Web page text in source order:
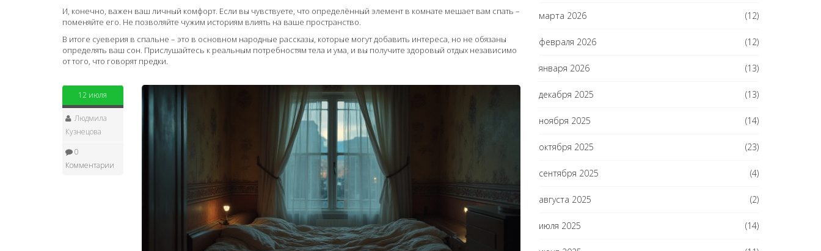
И, конечно, важен ваш личный комфорт. Если вы чувствуете, что определённый элемент в комнате мешает вам спать –
поменяйте его. Не позволяйте чужим историям влиять на ваше пространство.
В итоге суеверия в спальне – это в основном народные рассказы, которые могут добавить интереса, но не обязаны
определять ваш сон. Прислушайтесь к реальным потребностям тела и ума, и вы получите здоровый отдых независимо
от того, что говорят предки.
12 июля
Людмила
Кузнецова
0
Комментарии
марта 2026 (12)
февраля 2026 (12)
января 2026 (13)
декабря 2025 (13)
ноября 2025 (14)
октября 2025 (23)
сентября 2025 (4)
августа 2025 (2)
июля 2025 (14)